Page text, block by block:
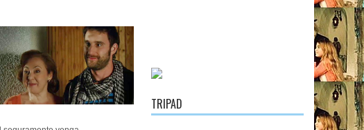
TRIPAD